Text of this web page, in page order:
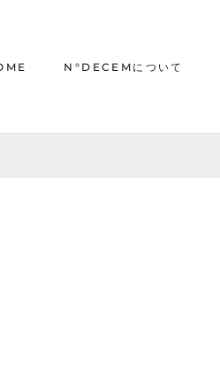
N°DECEMについて